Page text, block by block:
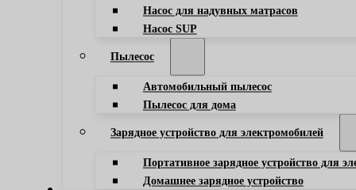
Насос для надувных матрасов
Насос SUP
Пылесос
Автомобильный пылесос
Пылесос для дома
Зарядное устройство для электромобилей
Портативное зарядное устройство для
Домашнее зарядное устройство